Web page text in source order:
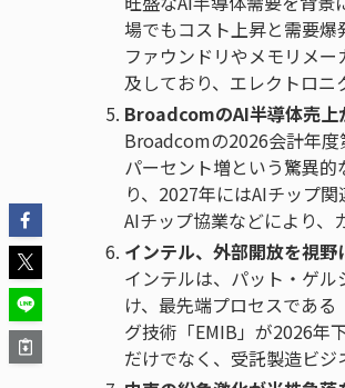
場でもコスト上昇と需要爆
ファウンドリやメモリメ
及しており、エレクトロニ
BroadcomのAI半導体売上
Broadcomの2026会計年度
パーセント増という驚異
り、2027年にはAIチップ
AIチップ協業などにより、
インテル、外部開放を視
インテルは、パット・ゲ
け、最先端プロセスであ
グ技術「EMIB」が2026年
だけでなく、受託製造ビジ